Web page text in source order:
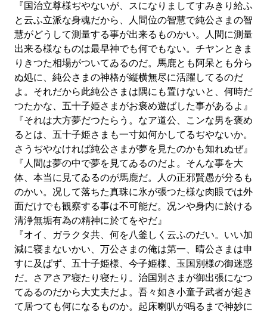
『国治立尊様ぢやないが、スになりましてすみきり給ふ
と云ふ立派な身魂だから、人間位の智慧で純公さまの智
慧がどうして測量する事が出来るものかい。人間に測量
出来る様なものは最早神でも何でもない。チヤンときま
りきつた相場がついてゐるのだ。馬鹿とも阿呆とも分ら
ぬ処に、純公さまの神格が縦横無尽に活躍してるのだ
よ。それだから此純公さまは隅にも置けないと、何時だ
つたかな、五十子姫さまがお褒め遊ばした事があるよ』
『それは大方夢だつたらう。なア道公、こンな男を褒め
るとは、五十子姫さまも一寸如何かしてるぢやないか。
さうぢやなければ純公さまが夢を見たのかも知れぬぜ』
『人間は夢の中で夢を見てゐるのだよ。そんな事を大
体、本当に見てゐるのが馬鹿だ。人の正邪賢愚が分るも
のかい。况して落ちた真珠に氷が張つた様な肉眼では外
面だけでも観察する事は不可能だ。况ンや身内に於ける
清浄無垢有為の精神に於てをやだ』
『オイ、ガラクタ共、何を八釜しく云ふのだい。いい加
減に寝まないかい、万公さまの俺は第一、晴公さまは申
すに及ばず、五十子姫様、今子姫様、玉国別様の御迷惑
だ。さアさア寝たり寝たり。治国別さまが御出張になつ
てゐるのだから大丈夫だよ。吾々如き小童子武者が起き
て居つても何になるものか。起床喇叭が鳴るまで神妙に